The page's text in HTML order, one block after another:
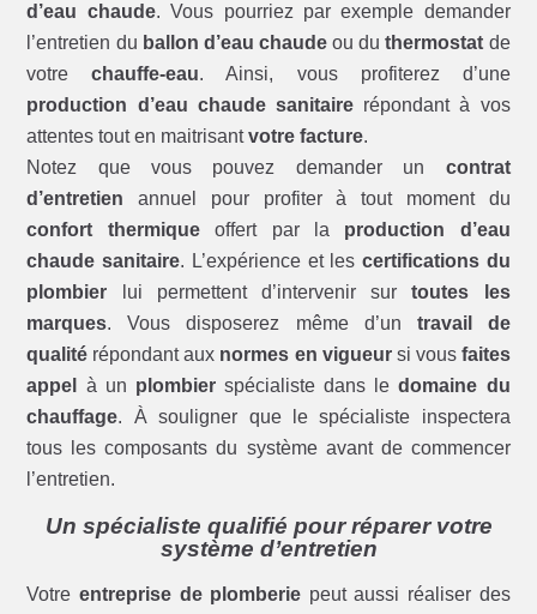
d’eau chaude. Vous pourriez par exemple demander
l’entretien du ballon d’eau chaude ou duthermostat de
votrechauffe-eau. Ainsi, vous profiterez d’une
production d’eau chaude sanitaire répondant à vos
attentes tout en maitrisantvotre facture.
Notez que vous pouvez demander un contrat
d’entretien annuel pour profiter à tout moment du
confort thermiqueoffert par la production d’eau
chaude sanitaire. L’expérience et les certifications du
plombier lui permettent d’intervenir surtoutes les
marques. Vous disposerez même d’un travail de
qualité répondant aux normes en vigueursi vous faites
appel
à un plombierspécialiste dans ledomaine du
chauffage. À souligner que le spécialiste inspectera
tous les composants du système avant de commencer
l’entretien.
Un spécialiste qualifié pour réparer votre
système d’entretien
Votreentreprise de plomberie peut aussi réaliser des